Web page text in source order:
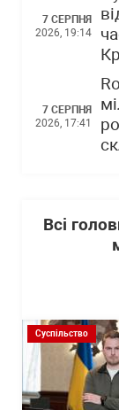
7 СЕРПНЯ
2026, 19:14
7 СЕРПНЯ
2026, 17:41
Всі
Суспільство